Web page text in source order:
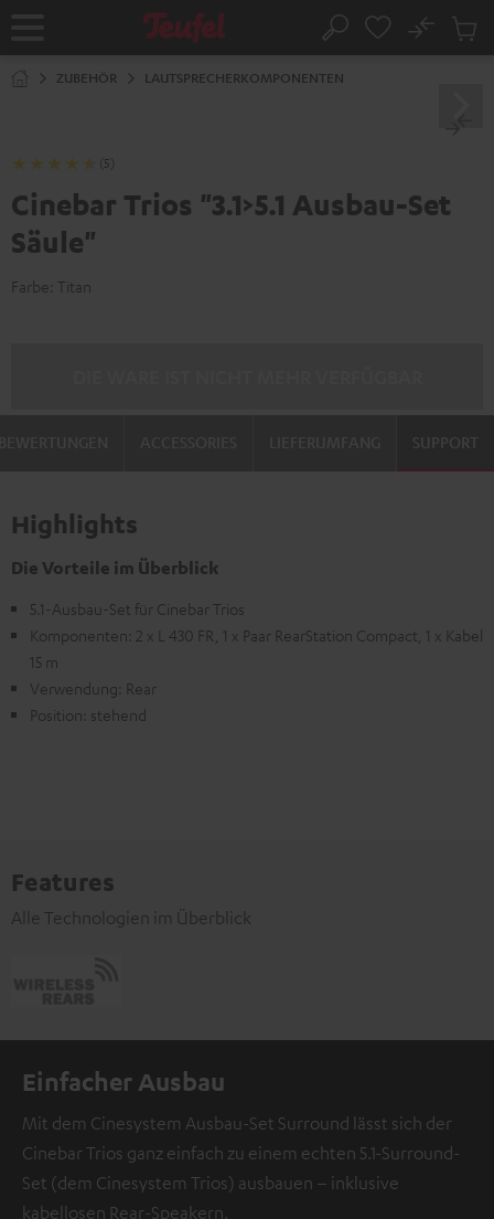
Startseite Suche
No
ZUBEHÖR LAUTSPRECHERKOMPONENTEN
(5)
Cinebar Trios "3.1>5.1 Ausbau-Set
Säule"
Farbe: Titan
SUPPORT
Highlights
Die Vorteile im Überblick
5.1-Ausbau-Set für Cinebar Trios
Komponenten: 2 x L 430 FR, 1 x Paar RearStation Compact, 1 x Kabel
15 m
Verwendung: Rear
Position: stehend
Features
Alle Technologien im Überblick
Einfacher Ausbau
Mit dem Cinesystem Ausbau-Set Surround lässt sich der
Cinebar Trios ganz einfach zu einem echten 5.1-Surround-
Set (dem Cinesystem Trios) ausbauen – inklusive
kabellosen Rear-Speakern.